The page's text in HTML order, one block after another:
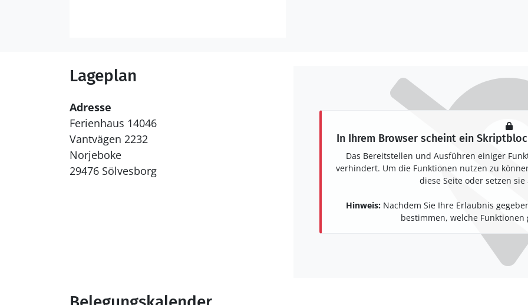
Lageplan
Adresse
Ferienhaus 14046
Vantvägen 2232
Norjeboke
29476 Sölvesborg
In Ihrem Browser scheint ein
Das Bereitstellen und Ausführen einiger
verhindert. Um die Funktionen nutzen zu
diese Seite oder setzen
Hinweis:Nachdem Sie Ihre Erlaubnis
bestimmen, welche